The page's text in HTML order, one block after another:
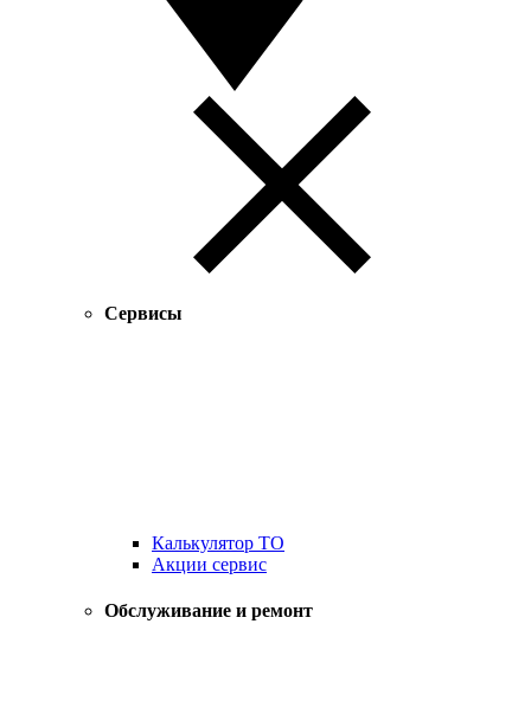
Сервисы
Калькулятор ТО
Акции сервис
Обслуживание и ремонт